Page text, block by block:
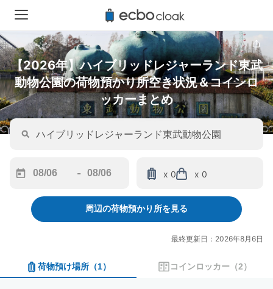
【2026年】ハイブリッドレジャーランド東武
動物公園の荷物預かり所空き状況＆コインロ
ッカーまとめ
forward
interact
calendar
and
-
backward
to
interact
calendar
and
x 0 x 0
周辺の荷物預かり所を見る
最終更新日：2026年8月6日
荷物預け場所 （1） コインロッカー （2）